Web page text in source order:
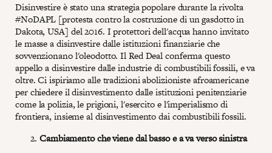
Disinvestire è stato una strategia popolare durante la rivolta
#NoDAPL [protesta contro la costruzione di un gasdotto in
Dakota, USA] del 2016. I protettori dell'acqua hanno invitato
le masse a disinvestire dalle istituzioni finanziarie che
sovvenzionano l'oleodotto. Il Red Deal conferma questo
appello a disinvestire dalle industrie di combustibili fossili, e va
oltre. Ci ispiriamo alle tradizioni abolizioniste afroamericane
per chiedere il disinvestimento dalle istituzioni penitenziarie
come la polizia, le prigioni, l'esercito e l'imperialismo di
frontiera, insieme al disinvestimento dai combustibili fossili.
Cambiamento che viene dal basso e a va verso sinistra